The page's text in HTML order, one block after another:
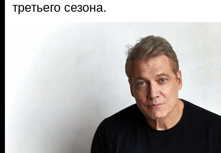
третьего сезона.